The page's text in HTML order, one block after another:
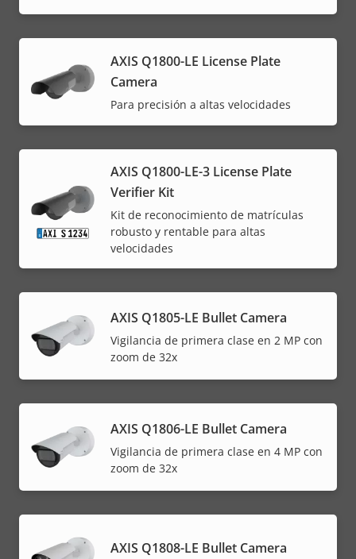
AXIS Q1800-LE License Plate
Camera
Para precisión a altas velocidades
AXIS Q1800-LE-3 License Plate
Verifier Kit
Kit de reconocimiento de matrículas
robusto y rentable para altas
velocidades
AXIS Q1805-LE Bullet Camera
Vigilancia de primera clase en 2 MP con
zoom de 32x
AXIS Q1806-LE Bullet Camera
Vigilancia de primera clase en 4 MP con
zoom de 32x
AXIS Q1808-LE Bullet Camera